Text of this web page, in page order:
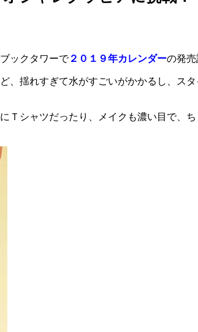
ックタワーで２０１９年カレンダーの発売
揺れすぎて水がすごいがかかるし、ス
シャツだったり、メイクも濃い目で、